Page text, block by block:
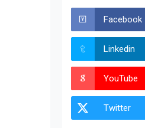
Facebook
Linkedin
YouTube
Twitter